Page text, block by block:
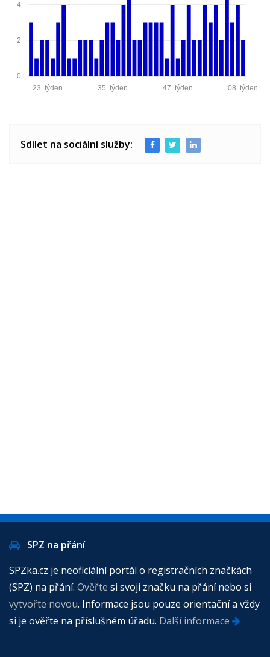
0
2
4
08. týden
47. týden
35. týden
23. týden
Sdílet na sociální služby:
SPZ na přání
SPZka.cz je neoficiální portál o registračních značkách
(SPZ) na přání. Ověřte si svoji značku na přání nebo si
vytvořte novou. Informace jsou pouze orientační a vždy
si je ověřte na příslušném úřadu. Další informace